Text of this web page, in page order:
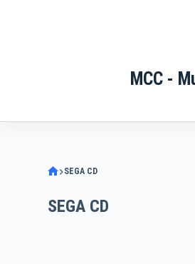
MCC -
SEGA CD
SEGA CD